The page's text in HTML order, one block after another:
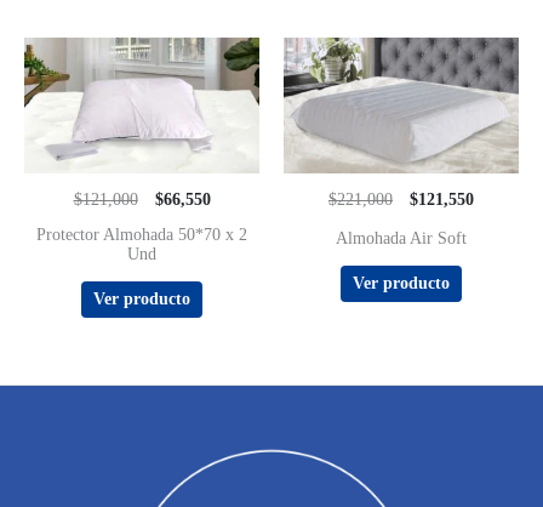
$121,000
$66,550
Protector Almohada 50*70 x 2
Und
Ver producto
$221,000 $121,550
Almohada Air Soft
Ver producto